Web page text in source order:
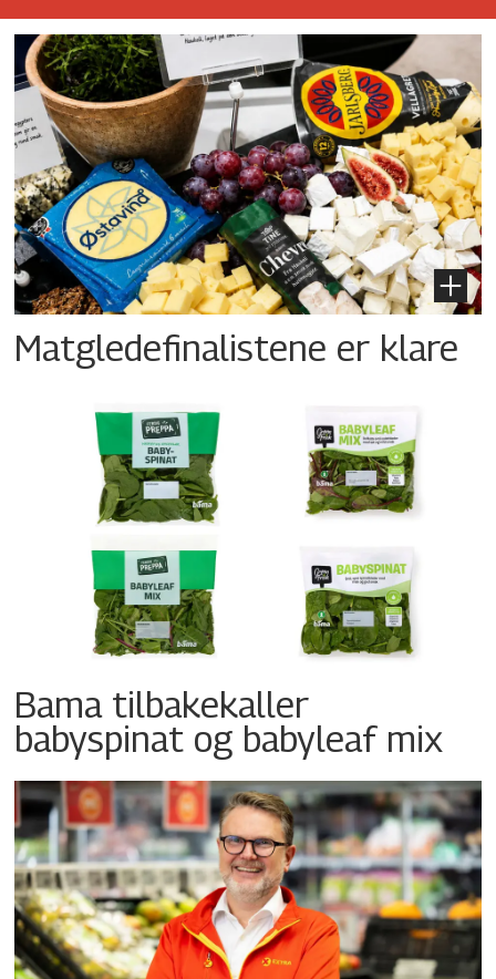
Matgledefinalistene er klare
Bama tilbakekaller
babyspinat og babyleaf mix